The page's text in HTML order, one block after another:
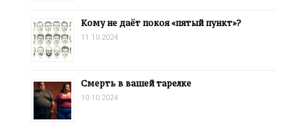
Кому не даёт покоя «пятый пункт»?
11.10.2024
Смерть в вашей тарелке
10.10.2024